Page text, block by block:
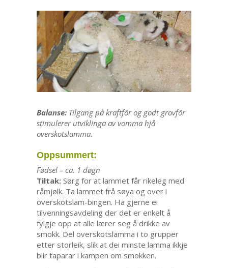
Balanse:Tilgang på kraftfôr og godt grovfôr
stimulerer utviklinga av vomma hjå
overskotslamma.
Oppsummert:
Fødsel – ca. 1 døgn
Tiltak:Sørg for at lammet får rikeleg med
råmjølk. Ta lammet frå søya og over i
overskotslam-bingen. Ha gjerne ei
tilvenningsavdeling der det er enkelt å
fylgje opp at alle lærer seg å drikke av
smokk. Del overskotslamma i to grupper
etter storleik, slik at dei minste lamma ikkje
blir taparar i kampen om smokken.